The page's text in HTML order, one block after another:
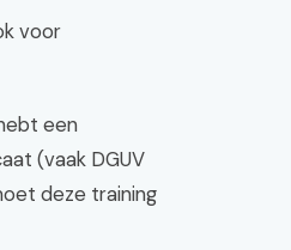
voor
een
(vaak DGUV
deze training